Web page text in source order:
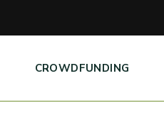
CROWDFUNDING